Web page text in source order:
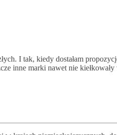
I tak, kiedy dostałam
marki nawet nie